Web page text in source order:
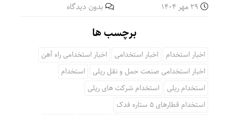
بدون دیدگاه
برچسب ها
اخبار استخدام اخبار استخدامی
اخبار استخدامی راه آهن
اخبار استخدامی صنعت حمل و نقل ریلی
استخدام
استخدام ریلی
استخدام شرکت های ریلی
استخدام قطارهای 5 ستاره فدک